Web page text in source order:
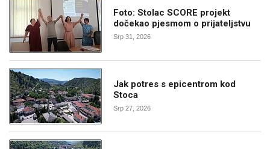
Foto: Stolac SCORE projekt
dočekao pjesmom o prijateljstvu
Srp 31, 2026
Jak potres s epicentrom kod
Stoca
Srp 27, 2026